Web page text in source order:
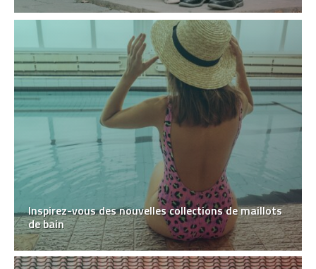
Inspirez-vous des nouvelles collections de maillots
de bain